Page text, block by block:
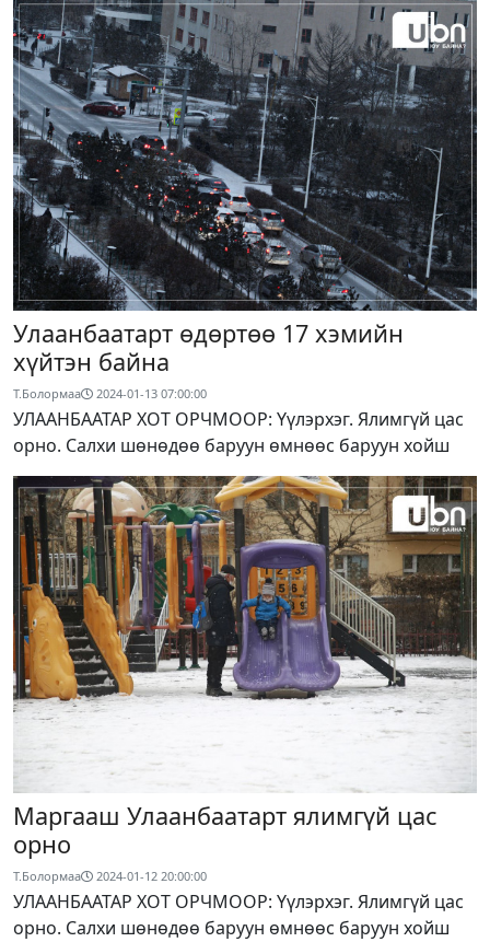
Улаанбаатарт өдөртөө 17 хэмийн
хүйтэн байна
Т.Болормаа 2024-01-13 07:00:00
УЛААНБААТАР ХОТ ОРЧМООР: Үүлэрхэг. Ялимгүй цас
орно. Салхи шөнөдөө баруун өмнөөс баруун хойш
Маргааш Улаанбаатарт ялимгүй цас
орно
Т.Болормаа 2024-01-12 20:00:00
УЛААНБААТАР ХОТ ОРЧМООР: Үүлэрхэг. Ялимгүй цас
орно. Салхи шөнөдөө баруун өмнөөс баруун хойш